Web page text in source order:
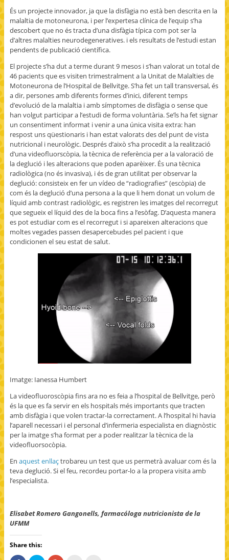
És un projecte innovador, ja que la disfàgia no està ben descrita en la
malaltia de motoneurona, i per l’expertesa clínica de l’equip s’ha
descobert que no és tracta d’una disfàgia típica com pot ser la
d’altres malalties neurodegeneratives. i els resultats de l’estudi estan
pendents de publicació científica.
El projecte s’ha dut a terme durant 9 mesos i s’han valorat un total de
46 pacients que es visiten trimestralment a la Unitat de Malalties de
Motoneurona de l’Hospital de Bellvitge. S’ha fet un tall transversal, és
a dir, persones amb diferents formes d’inici, diferent temps
d’evolució de la malaltia i amb símptomes de disfàgia o sense que
han volgut participar a l’estudi de forma voluntària. Se’ls ha fet signar
un consentiment informat i venir a una única visita extra: han
respost uns qüestionaris i han estat valorats des del punt de vista
nutricional i neurològic. Després d’això s’ha procedit a la realització
d’una videofluorscòpia, la tècnica de referència per a la valoració de
la deglució i les alteracions que poden aparèixer. És una tècnica
radiològica (no és invasiva), i és de gran utilitat per observar la
deglució: consisteix en fer un vídeo de “radiografies” (escòpia) de
com és la deglució d’una persona a la que li hem donat un volum de
líquid amb contrast radiològic, es registren les imatges del recorregut
que segueix el líquid des de la boca fins a l’esòfag. D’aquesta manera
es pot estudiar com es el recorregut i si apareixen alteracions que
moltes vegades passen desapercebudes pel pacient i que
condicionen el seu estat de salut.
Imatge: Ianessa Humbert
La videofluoroscòpia fins ara no es feia a l’hospital de Bellvitge, però
és la que es fa servir en els hospitals més importants que tracten
amb disfàgia i que volen tractar-la correctament. A l’hospital hi havia
l’aparell necessari i el personal d’infermeria especialista en diagnòstic
per la imatge s’ha format per a poder realitzar la tècnica de la
videofluorsocòpia.
En aquest enllaçtrobareu un test que us permetrà avaluar com és la
teva deglució. Si el feu, recordeu portar-lo a la propera visita amb
l’especialista.
Elisabet Romero Gangonells, farmacóloga nutricionista de la
UFMM
Share this: